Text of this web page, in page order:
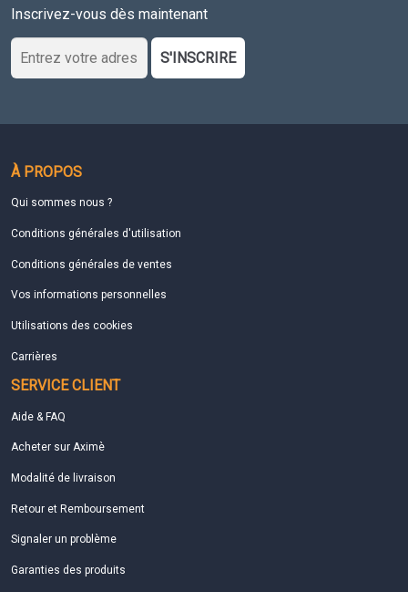
Inscrivez-vous dès maintenant
S'INSCRIRE
À PROPOS
Qui sommes nous ?
Conditions générales d'utilisation
Conditions générales de ventes
Vos informations personnelles
Utilisations des cookies
Carrières
SERVICE CLIENT
Aide & FAQ
Acheter sur Aximè
Modalité de livraison
Retour et Remboursement
Signaler un problème
Garanties des produits